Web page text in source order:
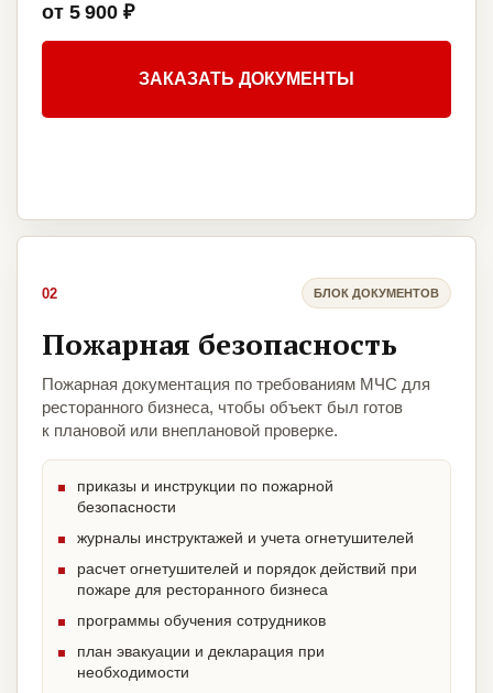
от 5 900 ₽
ЗАКАЗАТЬ ДОКУМЕНТЫ
02 БЛОК ДОКУМЕНТОВ
Пожарная безопасность
Пожарная документация по требованиям МЧС для
ресторанного бизнеса, чтобы объект был готов
к плановой или внеплановой проверке.
приказы и инструкции по пожарной
безопасности
журналы инструктажей и учета огнетушителей
расчет огнетушителей и порядок действий при
пожаре для ресторанного бизнеса
программы обучения сотрудников
план эвакуации и декларация при
необходимости